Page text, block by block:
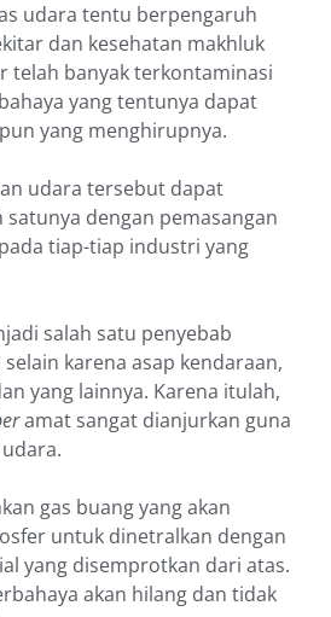
udara tentu berpengaruh
dan kesehatan makhluk
telah banyak terkontaminasi
yang tentunya dapat
yang menghirupnya.
udara tersebut dapat
dengan pemasangan
tiap-tiap industri yang
salah satu penyebab
karena asap kendaraan,
yang lainnya. Karena itulah,
amat sangat dianjurkan guna
gas buang yang akan
untuk dinetralkan dengan
yang disemprotkan dari atas.
akan hilang dan tidak